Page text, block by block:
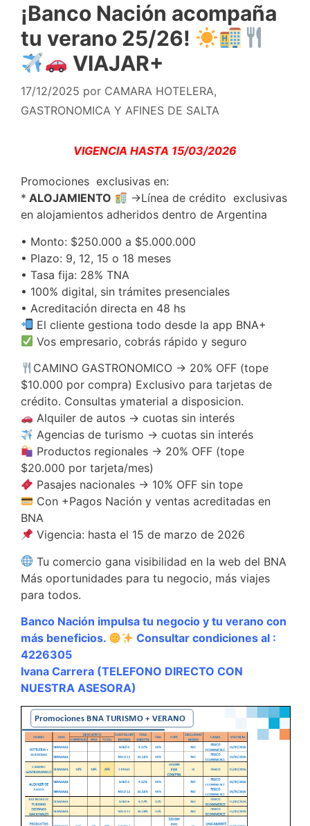
¡Banco Nación acompaña
tu verano 25/26!
VIAJAR+
17/12/2025 por CAMARA HOTELERA,
GASTRONOMICA Y AFINES DE SALTA
VIGENCIA HASTA 15/03/2026
Promociones exclusivas en:
* ALOJAMIENTO
→Línea de crédito exclusivas
en alojamientos adheridos dentro de Argentina
• Monto: $250.000 a $5.000.000
• Plazo: 9, 12, 15 o 18 meses
• Tasa fija: 28% TNA
• 100% digital, sin trámites presenciales
• Acreditación directa en 48 hs
El cliente gestiona todo desde la app BNA+
Vos empresario, cobrás rápido y seguro
CAMINO GASTRONOMICO → 20% OFF (tope
$10.000 por compra) Exclusivo para tarjetas de
crédito. Consultas ymaterial a disposicion.
Alquiler de autos → cuotas sin interés
Agencias de turismo → cuotas sin interés
Productos regionales → 20% OFF (tope
$20.000 por tarjeta/mes)
Pasajes nacionales → 10% OFF sin tope
Con +Pagos Nación y ventas acreditadas en
BNA
Vigencia: hasta el 15 de marzo de 2026
Tu comercio gana visibilidad en la web del BNA
Más oportunidades para tu negocio, más viajes
para todos.
Banco Nación impulsa tu negocio y tu verano con
más beneficios.
Consultar condiciones al :
4226305
Ivana Carrera (TELEFONO DIRECTO CON
NUESTRA ASESORA)